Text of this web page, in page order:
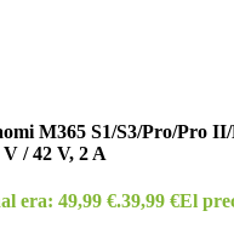
M365 S1/S3/Pro/Pro II/
/ 42 V, 2 A
era: 49,99 €.39,99 €El